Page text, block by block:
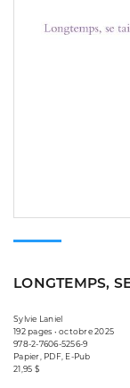
LONGTEMPS,
Sylvie Laniel
192 pages • octobre 2025
978-2-7606-5256-9
Papier, PDF, E-Pub
21,95 $